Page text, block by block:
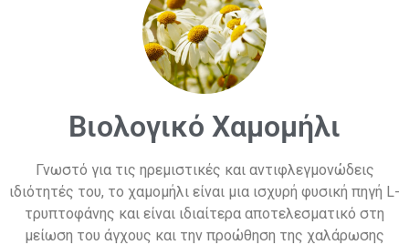
Βιολογικό Χαμομήλι
Γνωστό για τις ηρεμιστικές και αντιφλεγμονώδεις
ιδιότητές του, το χαμομήλι είναι μια ισχυρή φυσική πηγή L-
τρυπτοφάνης και είναι ιδιαίτερα αποτελεσματικό στη
μείωση του άγχους και την προώθηση της χαλάρωσης